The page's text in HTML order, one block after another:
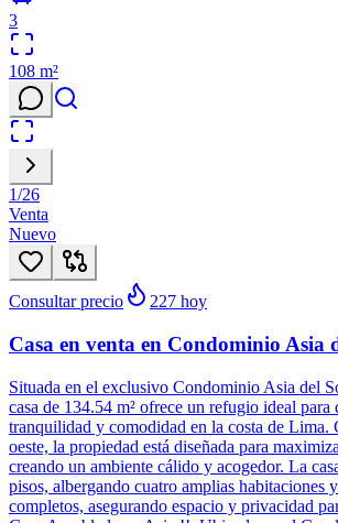
3
108 m²
1/26
Venta
Nuevo
Consultar precio 227 hoy
Casa en venta en Condominio Asia
Situada en el exclusivo Condominio Asia del
casa de 134.54 m² ofrece un refugio ideal para
tranquilidad y comodidad en la costa de Lima.
oeste, la propiedad está diseñada para
creando un ambiente cálido y acogedor. La
pisos, albergando cuatro amplias habitaciones
completos, asegurando espacio y privacidad